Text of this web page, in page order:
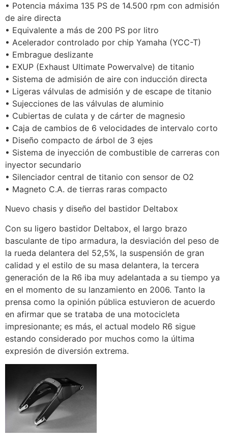
• Potencia máxima 135 PS de 14.500 rpm con admisión
de aire directa
• Equivalente a más de 200 PS por litro
• Acelerador controlado por chip Yamaha (YCC-T)
• Embrague deslizante
• EXUP (Exhaust Ultimate Powervalve) de titanio
• Sistema de admisión de aire con inducción directa
• Ligeras válvulas de admisión y de escape de titanio
• Sujecciones de las válvulas de aluminio
• Cubiertas de culata y de cárter de magnesio
• Caja de cambios de 6 velocidades de intervalo corto
• Diseño compacto de árbol de 3 ejes
• Sistema de inyección de combustible de carreras con
inyector secundario
• Silenciador central de titanio con sensor de O2
• Magneto C.A. de tierras raras compacto
Nuevo chasis y diseño del bastidor Deltabox
Con su ligero bastidor Deltabox, el largo brazo
basculante de tipo armadura, la desviación del peso de
la rueda delantera del 52,5%, la suspensión de gran
calidad y el estilo de su masa delantera, la tercera
generación de la R6 iba muy adelantada a su tiempo ya
en el momento de su lanzamiento en 2006. Tanto la
prensa como la opinión pública estuvieron de acuerdo
en afirmar que se trataba de una motocicleta
impresionante; es más, el actual modelo R6 sigue
estando considerado por muchos como la última
expresión de diversión extrema.